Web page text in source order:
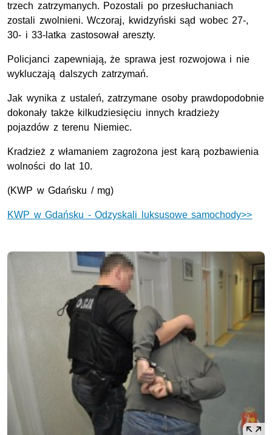
trzech zatrzymanych. Pozostali po przesłuchaniach
zostali zwolnieni. Wczoraj, kwidzyński sąd wobec 27-,
30- i 33-latka zastosował areszty.
Policjanci zapewniają, że sprawa jest rozwojowa i nie
wykluczają dalszych zatrzymań.
Jak wynika z ustaleń, zatrzymane osoby prawdopodobnie
dokonały także kilkudziesięciu innych kradzieży
pojazdów z terenu Niemiec.
Kradzież z włamaniem zagrożona jest karą pozbawienia
wolności do lat 10.
(KWP w Gdańsku / mg)
KWP w Gdańsku - Odzyskali luksusowe samochody>>